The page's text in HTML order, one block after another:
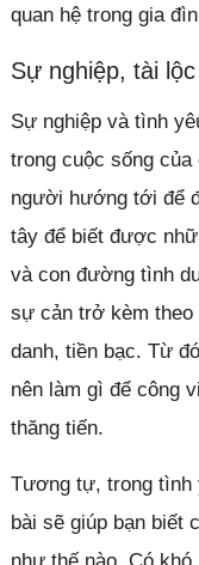
quan hệ trong gia
Sự nghiệp, tài
Sự nghiệp và tình
trong cuộc sống
người hướng tới để
tây để biết được
và con đường tình
sự cản trở kèm theo
danh, tiền bạc. Từ
nên làm gì để công
thăng tiến.
Tương tự, trong tình
bài sẽ giúp bạn biết
như thế nào. Có